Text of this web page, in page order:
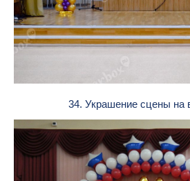
34. Украшение сцены на